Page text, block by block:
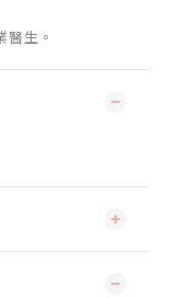
生。